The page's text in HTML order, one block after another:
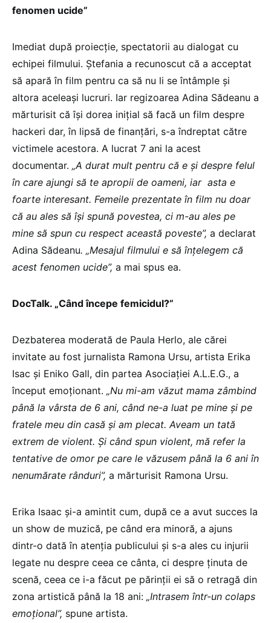
fenomen ucide”
Imediat după proiecție, spectatorii au dialogat cu
echipei filmului. Ștefania a recunoscut că a acceptat
să apară în film pentru ca să nu li se întâmple și
altora aceleași lucruri. Iar regizoarea Adina Sădeanu a
mărturisit că își dorea inițial să facă un film despre
hackeri dar, în lipsă de finanțări, s-a îndreptat către
victimele acestora. A lucrat 7 ani la acest
documentar. „A durat mult pentru că e și despre felul
în care ajungi să te apropii de oameni, iar asta e
foarte interesant. Femeile prezentate în film nu doar
că au ales să își spună povestea, ci m-au ales pe
mine să spun cu respect această poveste”, a declarat
Adina Sădeanu. „Mesajul filmului e să înțelegem că
acest fenomen ucide”, a mai spus ea.
DocTalk. „Când începe femicidul?”
Dezbaterea moderată de Paula Herlo, ale cărei
invitate au fost jurnalista Ramona Ursu, artista Erika
Isac și Eniko Gall, din partea Asociației A.L.E.G., a
început emoționant. „Nu mi-am văzut mama zâmbind
până la vârsta de 6 ani, când ne-a luat pe mine și pe
fratele meu din casă și am plecat. Aveam un tată
extrem de violent. Și când spun violent, mă refer la
tentative de omor pe care le văzusem până la 6 ani în
nenumărate rânduri”, a mărturisit Ramona Ursu.
Erika Isaac și-a amintit cum, după ce a avut succes la
un show de muzică, pe când era minoră, a ajuns
dintr-o dată în atenția publicului și s-a ales cu injurii
legate nu despre ceea ce cânta, ci despre ținuta de
scenă, ceea ce i-a făcut pe părinții ei să o retragă din
zona artistică până la 18 ani: „Intrasem într-un colaps
emoțional”, spune artista.